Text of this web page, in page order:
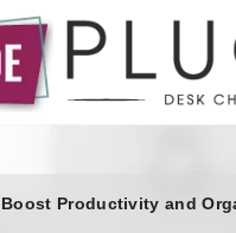
Boost Productivity and